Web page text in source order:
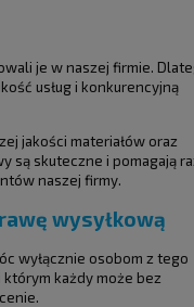
je w naszej firmie.
usług i konkurencyjną
jakości materiałów oraz
są skuteczne i pomagają
naszej firmy.
wysyłkową
wyłącznie osobom z tego
każdy może bez